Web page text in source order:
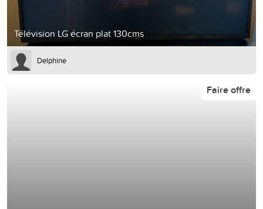
Télévision LG écran plat 130cms
Delphine
Faire offre